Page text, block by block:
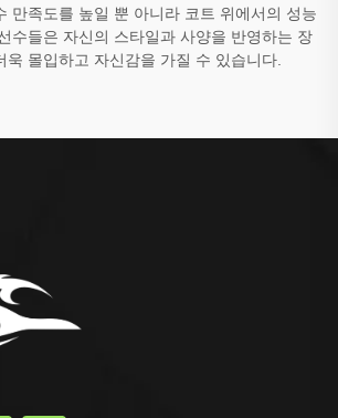
만족도를 높일 뿐 아니라 코트 위에서의 성능
수들은 자신의 스타일과 사양을 반영하는 장
욱 몰입하고 자신감을 가질 수 있습니다.